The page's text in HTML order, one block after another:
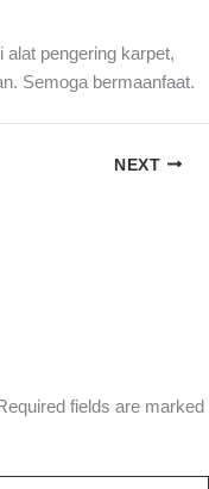
alat pengering karpet,
Semoga bermaanfaat.
NEXT
fields are marked